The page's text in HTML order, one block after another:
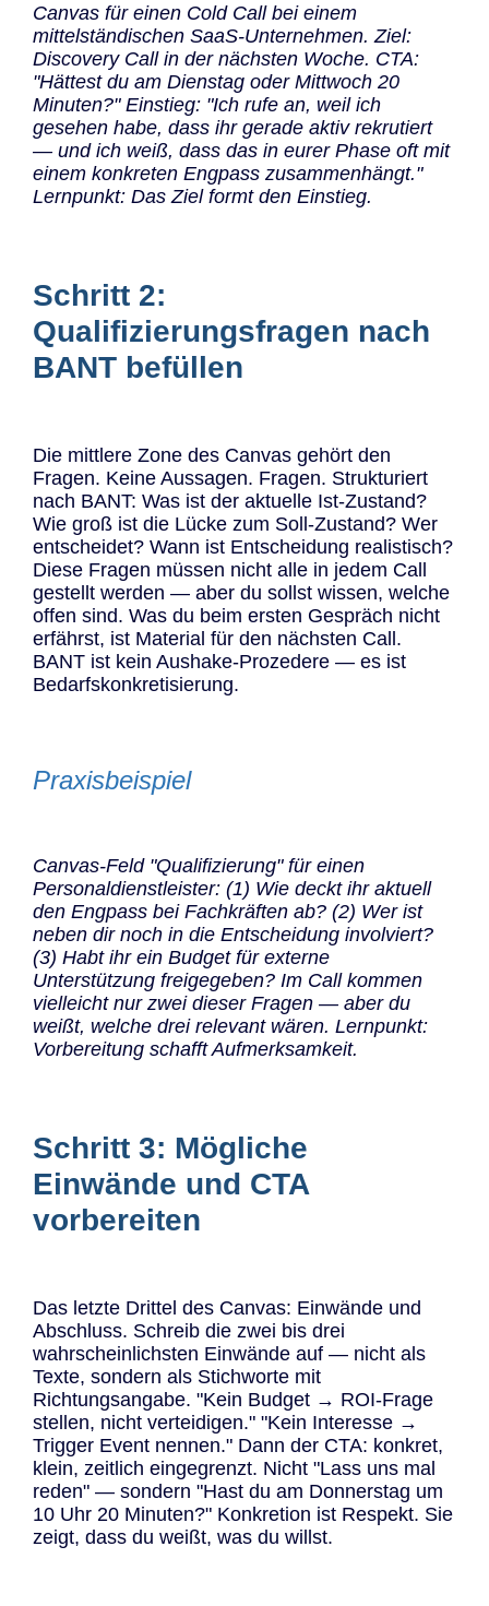
Canvas für einen Cold Call bei einem
mittelständischen SaaS-Unternehmen. Ziel:
Discovery Call in der nächsten Woche. CTA:
"Hättest du am Dienstag oder Mittwoch 20
Minuten?" Einstieg: "Ich rufe an, weil ich
gesehen habe, dass ihr gerade aktiv rekrutiert
— und ich weiß, dass das in eurer Phase oft mit
einem konkreten Engpass zusammenhängt."
Lernpunkt: Das Ziel formt den Einstieg.
Schritt 2:
Qualifizierungsfragen nach
BANT befüllen
Die mittlere Zone des Canvas gehört den
Fragen. Keine Aussagen. Fragen. Strukturiert
nach BANT: Was ist der aktuelle Ist-Zustand?
Wie groß ist die Lücke zum Soll-Zustand? Wer
entscheidet? Wann ist Entscheidung realistisch?
Diese Fragen müssen nicht alle in jedem Call
gestellt werden — aber du sollst wissen, welche
offen sind. Was du beim ersten Gespräch nicht
erfährst, ist Material für den nächsten Call.
BANT ist kein Aushake-Prozedere — es ist
Bedarfskonkretisierung.
Praxisbeispiel
Canvas-Feld "Qualifizierung" für einen
Personaldienstleister: (1) Wie deckt ihr aktuell
den Engpass bei Fachkräften ab? (2) Wer ist
neben dir noch in die Entscheidung involviert?
(3) Habt ihr ein Budget für externe
Unterstützung freigegeben? Im Call kommen
vielleicht nur zwei dieser Fragen — aber du
weißt, welche drei relevant wären. Lernpunkt:
Vorbereitung schafft Aufmerksamkeit.
Schritt 3: Mögliche
Einwände und CTA
vorbereiten
Das letzte Drittel des Canvas: Einwände und
Abschluss. Schreib die zwei bis drei
wahrscheinlichsten Einwände auf — nicht als
Texte, sondern als Stichworte mit
Richtungsangabe. "Kein Budget → ROI-Frage
stellen, nicht verteidigen." "Kein Interesse →
Trigger Event nennen." Dann der CTA: konkret,
klein, zeitlich eingegrenzt. Nicht "Lass uns mal
reden" — sondern "Hast du am Donnerstag um
10 Uhr 20 Minuten?" Konkretion ist Respekt. Sie
zeigt, dass du weißt, was du willst.